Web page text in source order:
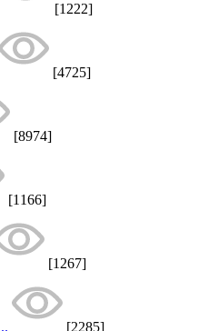
[1222]
[4725]
[8974]
[1166]
[1267]
[2285]